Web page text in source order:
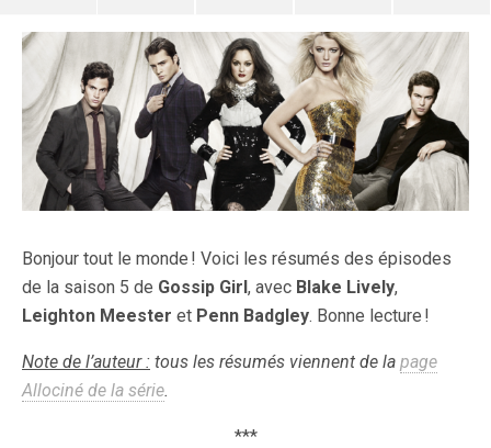
Bonjour tout le monde ! Voici les résumés des épisodes
de la saison 5 de Gossip Girl, avec Blake Lively,
Leighton Meester et Penn Badgley. Bonne lecture !
Note de l’auteur : tous les résumés viennent de la page
Allociné de la série.
***